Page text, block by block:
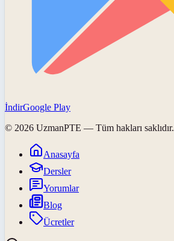
İndirGoogle Play
© 2026 UzmanPTE — Tüm hakları saklıdır.
Anasayfa
Dersler
Yorumlar
Blog
Ücretler